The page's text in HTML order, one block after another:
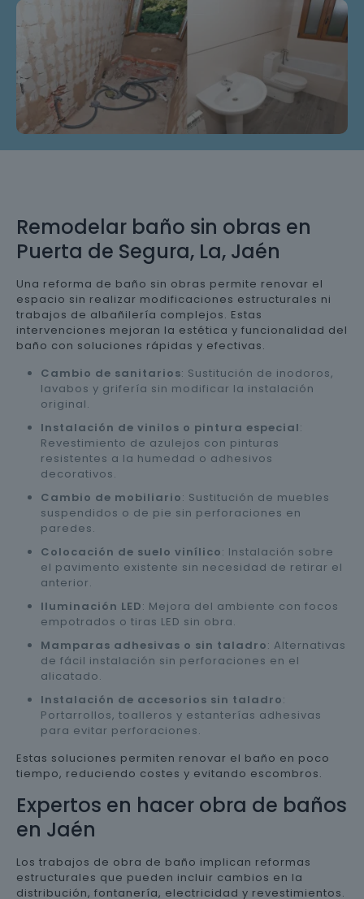
Remodelar baño sin obras en
Puerta de Segura, La, Jaén
Una reforma de baño sin obras permite renovar el
espacio sin realizar modificaciones estructurales ni
trabajos de albañilería complejos. Estas
intervenciones mejoran la estética y funcionalidad del
baño con soluciones rápidas y efectivas.
Cambio de sanitarios: Sustitución de inodoros,
lavabos y grifería sin modificar la instalación
original.
Instalación de vinilos o pintura especial:
Revestimiento de azulejos con pinturas
resistentes a la humedad o adhesivos
decorativos.
Cambio de mobiliario: Sustitución de muebles
suspendidos o de pie sin perforaciones en
paredes.
Colocación de suelo vinílico: Instalación sobre
el pavimento existente sin necesidad de retirar el
anterior.
Iluminación LED: Mejora del ambiente con focos
empotrados o tiras LED sin obra.
Mamparas adhesivas o sin taladro: Alternativas
de fácil instalación sin perforaciones en el
alicatado.
Instalación de accesorios sin taladro:
Portarrollos, toalleros y estanterías adhesivas
para evitar perforaciones.
Estas soluciones permiten renovar el baño en poco
tiempo, reduciendo costes y evitando escombros.
Expertos en hacer obra de baños
en Jaén
Los trabajos de obra de baño implican reformas
estructurales que pueden incluir cambios en la
distribución, fontanería, electricidad y revestimientos.